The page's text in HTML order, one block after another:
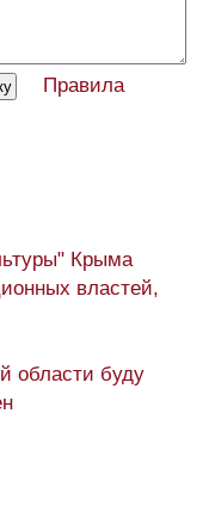
Правила
Крыма
властей,
области буду